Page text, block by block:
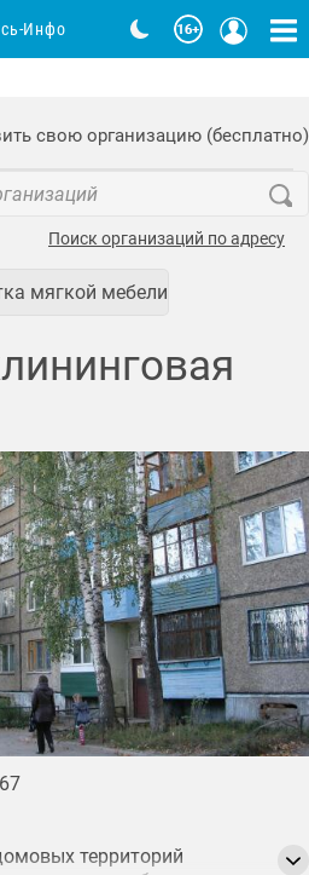
свою организацию (бесплатно)
Поиск организаций по адресу
мягкой мебели
территорий
Инфо